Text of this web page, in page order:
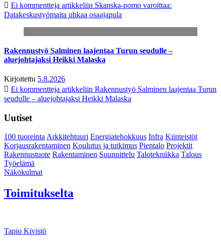
Ei kommentteja artikkeliin Skanska-pomo varoittaa:
Datakeskustyömaita uhkaa osaajapula
Rakennustyö Salminen laajentaa Turun seudulle –
aluejohtajaksi Heikki Malaska
Kirjoitettu 5.8.2026
Ei kommentteja artikkeliin Rakennustyö Salminen laajentaa Turun
seudulle – aluejohtajaksi Heikki Malaska
Uutiset
100 tuoreintaArkkitehtuuri Energiatehokkuus Infra Kiinteistöt
Korjausrakentaminen Koulutus ja tutkimus Pientalo Projektit
Rakennustuote Rakentaminen Suunnittelu Talotekniikka Talous
Työelämä
Näkökulmat
Toimitukselta
Tapio Kivistö